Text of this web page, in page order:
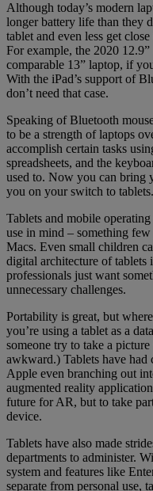
Although today’s modern
longer battery life than they
tablet and even less get
For example, the 2020
comparable 13” laptop, if
With the iPad’s support of
don’t need that case.
Speaking of Bluetooth
to be a strength of laptops
accomplish certain tasks
spreadsheets, and the
used to. Now you can bring
you on your switch to tablets.
Tablets and mobile
use in mind – something
Macs. Even small children
digital architecture of tablets
professionals just want
unnecessary challenges.
Portability is great, but
you’re using a tablet as a
someone try to take a picture
awkward.) Tablets have had
Apple even branching out
augmented reality
future for AR, but to take
device.
Tablets have also made
departments to administer.
system and features like
separate from personal use,